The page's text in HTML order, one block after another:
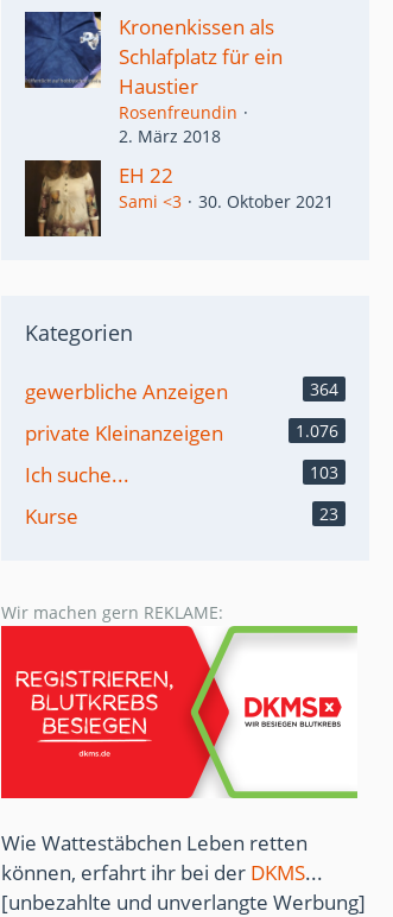
Kronenkissen als
Schlafplatz für ein
Haustier
Rosenfreundin
2. März 2018
EH 22
Sami <3 30. Oktober 2021
Kategorien
gewerbliche Anzeigen 364
private Kleinanzeigen 1.076
Ich suche... 103
Kurse 23
Wir machen gern REKLAME:
Wie Wattestäbchen Leben retten
können, erfahrt ihr bei der DKMS...
[unbezahlte und unverlangte Werbung]